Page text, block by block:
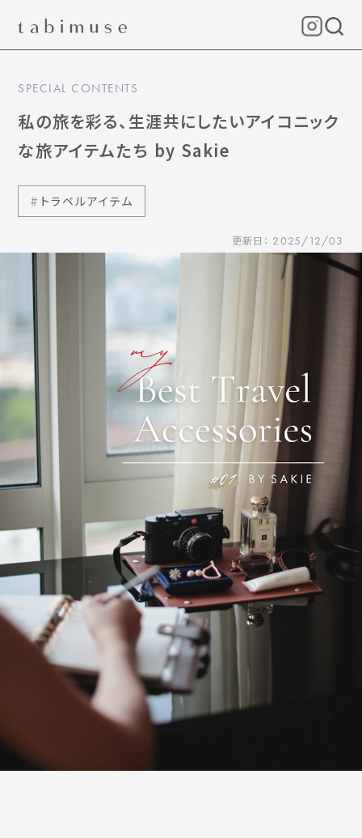
SPECIAL CONTENTS
私の旅を彩る、生涯共にしたいアイコニック
な旅アイテムたち by Sakie
トラベルアイテム
更新日： 2025/12/03